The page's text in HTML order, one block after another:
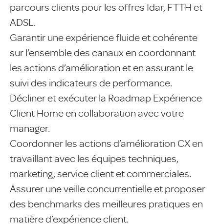
parcours clients pour les offres Idar, FTTH et
ADSL.
Garantir une expérience fluide et cohérente
sur l’ensemble des canaux en coordonnant
les actions d’amélioration et en assurant le
suivi des indicateurs de performance.
Décliner et exécuter la Roadmap Expérience
Client Home en collaboration avec votre
manager.
Coordonner les actions d’amélioration CX en
travaillant avec les équipes techniques,
marketing, service client et commerciales.
Assurer une veille concurrentielle et proposer
des benchmarks des meilleures pratiques en
matière d’expérience client.